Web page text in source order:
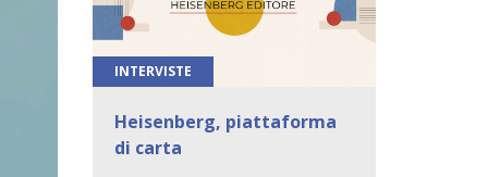
INTERVISTE
Heisenberg, piattaforma
di carta